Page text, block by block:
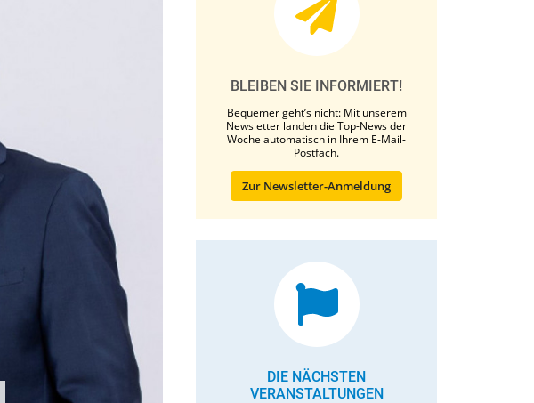
BLEIBEN SIE INFORMIERT!
Bequemer geht’s nicht: Mit unserem
Newsletter landen die Top-News der
Woche automatisch in Ihrem E-Mail-
Postfach.
Zur Newsletter-Anmeldung
DIE NÄCHSTEN
VERANSTALTUNGEN